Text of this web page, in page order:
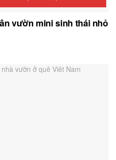
vườn mini sinh thái nhỏ